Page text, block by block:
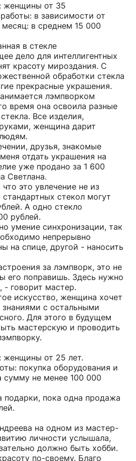
женщины от 35
в зависимости от
в среднем 15 000
в стекле
дело для интеллигентных
красоту мироздания. С
обработки стекла
прекрасные украшения.
лэмпворком
время она освоила разные
Все изделия,
женщина дарит
друзья, знакомые
отдать украшения на
уже продано за 1 600
Светлана.
это увлечение не из
стекол могут
А одно стекло
рублей.
умение синхронизации, так
непрерывно
на спице, другой - наносить
за лэмпворк, это не
его поправишь. Здесь нужно
- говорит мастер.
искусство, женщина хочет
с остальными
Для этого в будущем
мастерскую и проводить
женщины от 25 лет.
покупка оборудования и
сумму не менее 100 000
подарки, пока одна продажа
на одном из мастер-
личности услышала,
должно быть хобби.
по-своему. Благо